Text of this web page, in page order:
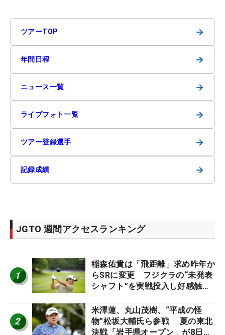
ツアーTOP →
年間日程 →
ニュース一覧 →
ライブフォト一覧 →
ツアー登録選手 →
記録成績 →
JGTO 週間アクセスランキング
1
稲森佑貴は「飛距離」求め昨年か
らSRに変更 フジクラの“未発表
シャフト”を実戦投入し好感触
ーのヒトネタ！】
2
米澤蓮、丸山茂樹、“平成の怪
物”松坂大輔氏ら参戦 夏の東北
決戦「岩手県オープン」が8日開